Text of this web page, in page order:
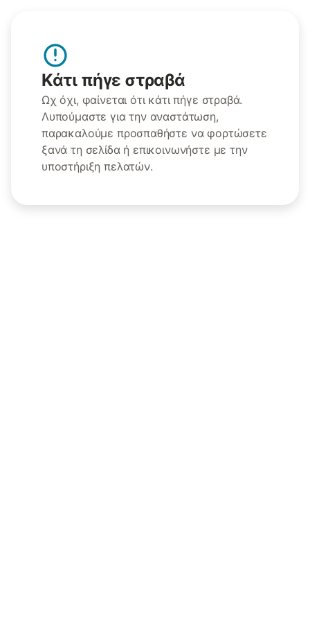
Κάτι πήγε στραβά
Ωχ όχι, φαίνεται ότι κάτι πήγε στραβά.
Λυπούμαστε για την αναστάτωση,
παρακαλούμε προσπαθήστε να φορτώσετε
ξανά τη σελίδα ή επικοινωνήστε με την
υποστήριξη πελατών.